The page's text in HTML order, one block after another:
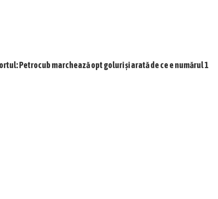
Petrocub marchează opt goluri și arată de ce e numărul 1